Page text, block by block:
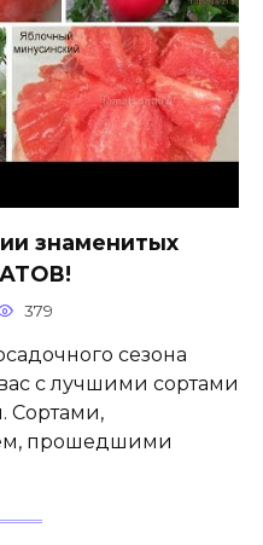
знаменитых
379
сезона
с лучшими сортами
Сортами,
прошедшими